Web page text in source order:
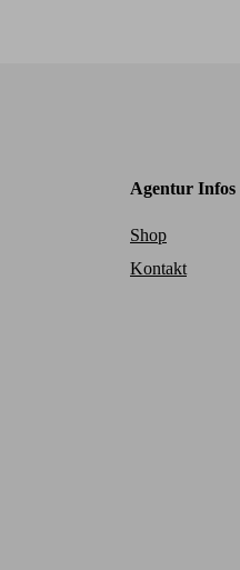
Agentur Infos
Shop
Kontakt